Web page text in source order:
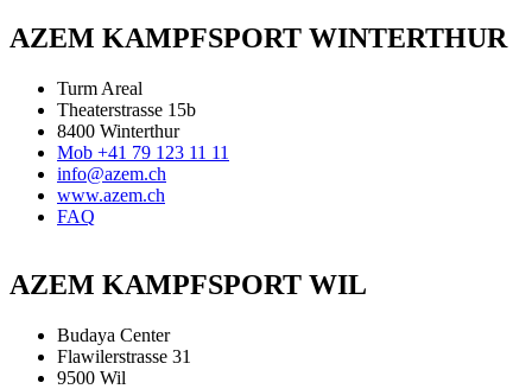
AZEM KAMPFSPORT WINTERTHUR
Turm Areal
Theaterstrasse 15b
8400 Winterthur
Mob +41 79 123 11 11
info@azem.ch
www.azem.ch
FAQ
AZEM KAMPFSPORT WIL
Budaya Center
Flawilerstrasse 31
9500 Wil